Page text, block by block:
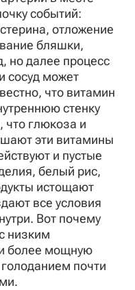
событий:
отложение
бляшки,
но далее процесс
сосуд может
что витамин
стенку
что глюкоза и
эти витамины
и пустые
белый рис,
истощают
все условия
Вот почему
низким
более мощную
почти